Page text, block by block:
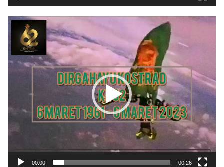
Pemutar
Video
00:00 00:26